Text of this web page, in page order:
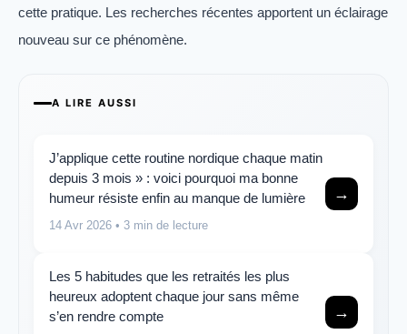
cette pratique. Les recherches récentes apportent un éclairage
nouveau sur ce phénomène.
A LIRE AUSSI
J’applique cette routine nordique chaque matin
depuis 3 mois » : voici pourquoi ma bonne
humeur résiste enfin au manque de lumière
14 Avr 2026 • 3 min de lecture
→
Les 5 habitudes que les retraités les plus
heureux adoptent chaque jour sans même
s’en rendre compte
→